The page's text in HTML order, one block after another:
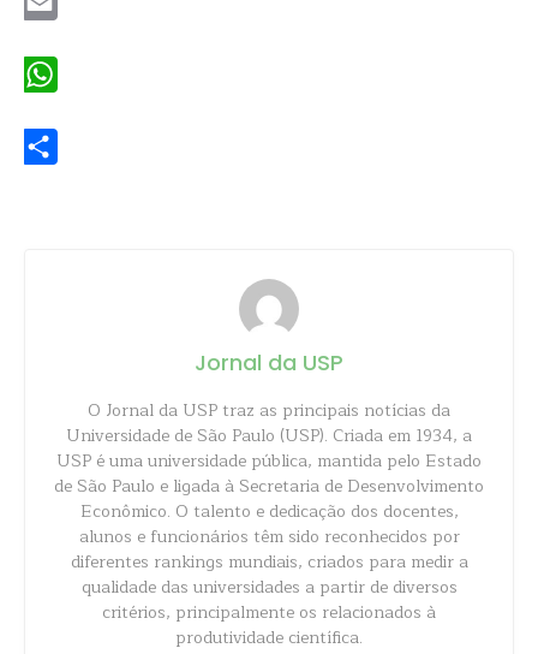
Jornal da USP
O Jornal da USP traz as principais notícias da
Universidade de São Paulo (USP). Criada em 1934, a
USP é uma universidade pública, mantida pelo Estado
de São Paulo e ligada à Secretaria de Desenvolvimento
Econômico. O talento e dedicação dos docentes,
alunos e funcionários têm sido reconhecidos por
diferentes rankings mundiais, criados para medir a
qualidade das universidades a partir de diversos
critérios, principalmente os relacionados à
produtividade científica.